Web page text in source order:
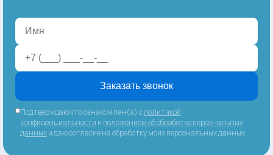
Заказать звонок
Подтверждаю что ознакомлен(а) сполитикой
конфиденциальности и положением об обработке персональных
данныхи даю согласие на обработку моих персональных данных